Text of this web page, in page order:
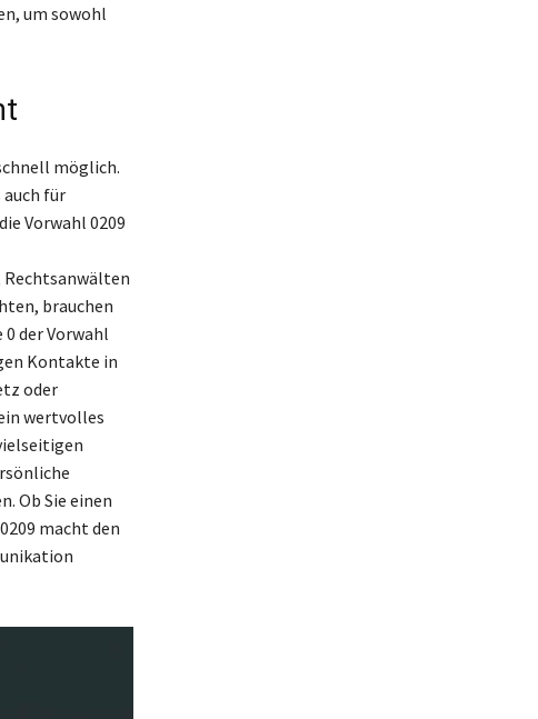
um sowohl
möglich.
für
Vorwahl 0209
brauchen
der Vorwahl
Kontakte in
oder
wertvolles
Ob Sie einen
macht den